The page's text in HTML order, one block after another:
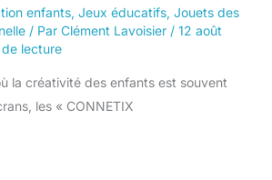
enfants, Jeux éducatifs, Jouets des
/ Par Clément Lavoisier / 12 août
lecture
la créativité des enfants est souvent
les « CONNETIX